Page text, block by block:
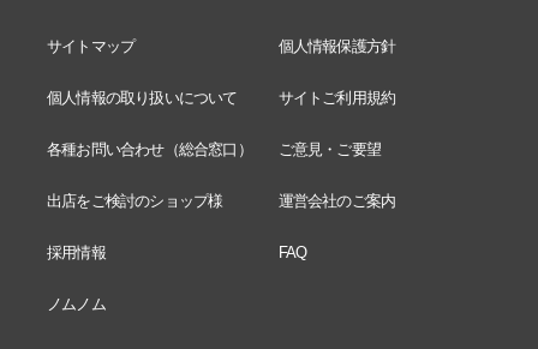
サイトマップ 個人情報保護方針
個人情報の取り扱いについて サイトご利用規約
各種お問い合わせ（総合窓口） ご意見・ご要望
出店をご検討のショップ様 運営会社のご案内
採用情報 FAQ
ノムノム